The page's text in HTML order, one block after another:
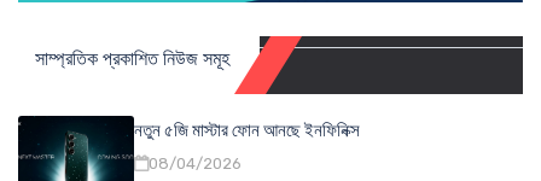
সাম্প্রতিক প্রকাশিত নিউজ সমূহ
নতুন ৫জি মাস্টার ফোন আনছে ইনফিনিক্স
08/04/2026